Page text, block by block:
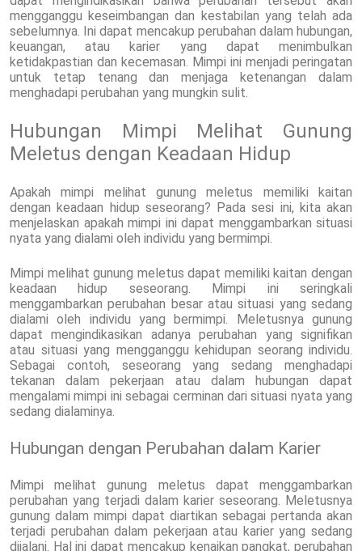
mengganggu keseimbangan dan kestabilan yang telah ada
sebelumnya. Ini dapat mencakup perubahan dalam hubungan,
keuangan, atau karier yang dapat menimbulkan
ketidakpastian dan kecemasan. Mimpi ini menjadi peringatan
untuk tetap tenang dan menjaga ketenangan dalam
menghadapi perubahan yang mungkin sulit.
Hubungan Mimpi Melihat Gunung
Meletus dengan Keadaan Hidup
Apakah mimpi melihat gunung meletus memiliki kaitan
dengan keadaan hidup seseorang? Pada sesi ini, kita akan
menjelaskan apakah mimpi ini dapat menggambarkan situasi
nyata yang dialami oleh individu yang bermimpi.
Mimpi melihat gunung meletus dapat memiliki kaitan dengan
keadaan hidup seseorang. Mimpi ini seringkali
menggambarkan perubahan besar atau situasi yang sedang
dialami oleh individu yang bermimpi. Meletusnya gunung
dapat mengindikasikan adanya perubahan yang signifikan
atau situasi yang mengganggu kehidupan seorang individu.
Sebagai contoh, seseorang yang sedang menghadapi
tekanan dalam pekerjaan atau dalam hubungan dapat
mengalami mimpi ini sebagai cerminan dari situasi nyata yang
sedang dialaminya.
Hubungan dengan Perubahan dalam Karier
Mimpi melihat gunung meletus dapat menggambarkan
perubahan yang terjadi dalam karier seseorang. Meletusnya
gunung dalam mimpi dapat diartikan sebagai pertanda akan
terjadi perubahan dalam pekerjaan atau karier yang sedang
dijalani. Hal ini dapat mencakup kenaikan pangkat, perubahan